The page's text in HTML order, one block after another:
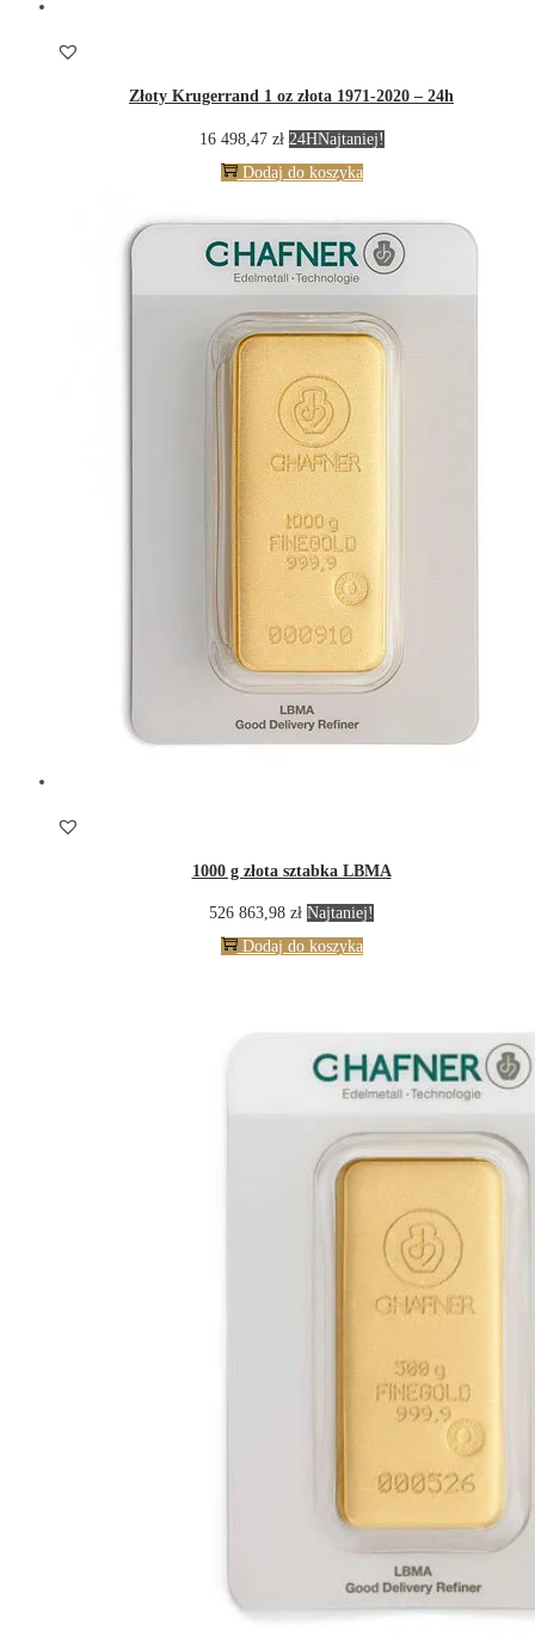
Złoty Krugerrand 1 oz złota 1971-2020 – 24h
16 498,47 zł 24HNajtaniej!
Dodaj do koszyka
1000 g złota sztabka LBMA
526 863,98 zł Najtaniej!
Dodaj do koszyka